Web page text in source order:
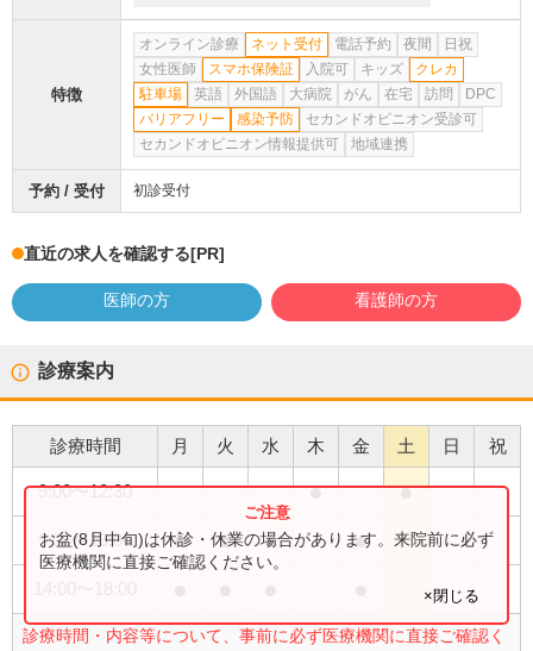
特徴
オンライン診療 ネット受付 電話予約 夜間
日祝
女性医師
スマホ保険証 入院可 キッズ
クレカ
駐車場
英語 外国語 大病院 がん 在宅 訪問
DPC
バリアフリー
感染予防
セカンドオピニオン受診可
セカンドオピニオン情報提供可
地域連携
予約 / 受付 初診受付
直近の求人を確認する[PR]
医師の方 看護師の方
診療案内
診療時間 月 火 水 木 金 土 日 祝
9:00〜12:30 ● ●
9:00〜13:00 ● ● ● ●
診療時間・内容等について、事前に必ず医療機関に直接ご確認く
お盆(8月中旬)は休診・休業の場合があります。来院前に必ず
医療機関に直接ご確認ください。
×閉じる